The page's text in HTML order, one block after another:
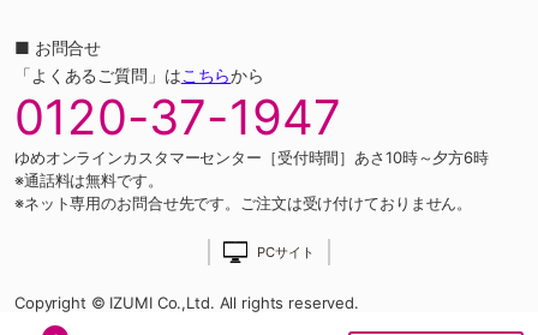
■ お問合せ
「よくあるご質問」はこちらから
0120-37-1947
ゆめオンラインカスタマーセンター［受付時間］あさ10時～夕方6時
※通話料は無料です。
※ネット専用のお問合せ先です。ご注文は受け付けておりません。
PCサイト
Copyright © IZUMI Co.,Ltd. All rights reserved.